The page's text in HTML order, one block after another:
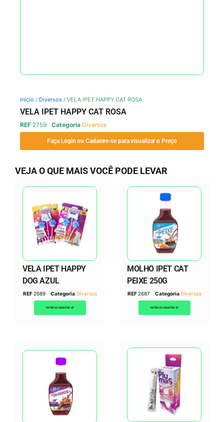
Início / Diversos / VELA IPET HAPPY CAT ROSA
VELA IPET HAPPY CAT ROSA
REF 2759 Categoria Diversos
Faça Login ou Cadastre-se para visualizar o Preço
VEJA O QUE MAIS VOCÊ PODE LEVAR
VELA IPET HAPPY
DOG AZUL
REF2689 Categoria Diversos
ENTRE OU CADASTRE-SE
MOLHO IPET CAT
PEIXE 250G
REF2687 Categoria Diversos
ENTRE OU CADASTRE-SE